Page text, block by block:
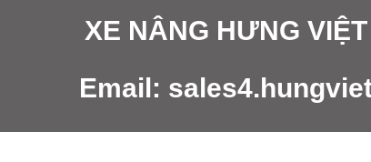
XE NÂNG HƯNG
Email: